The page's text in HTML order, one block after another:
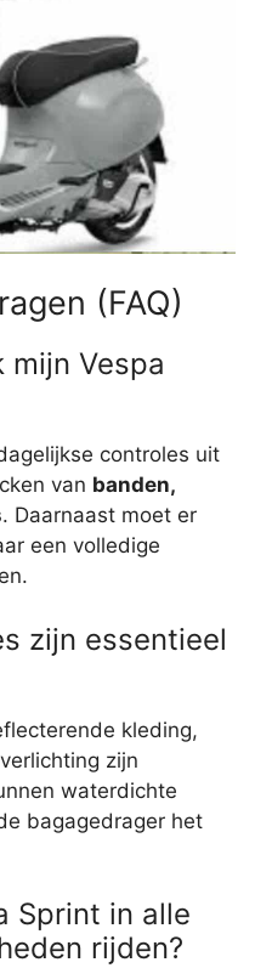
(FAQ)
mijn Vespa
controles uit
van banden,
. Daarnaast moet er
een volledige
zijn essentieel
kleding,
zijn
waterdichte
bagagedrager het
Sprint in alle
rijden?